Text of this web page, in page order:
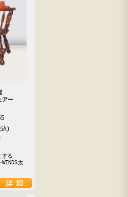
アー
する
太